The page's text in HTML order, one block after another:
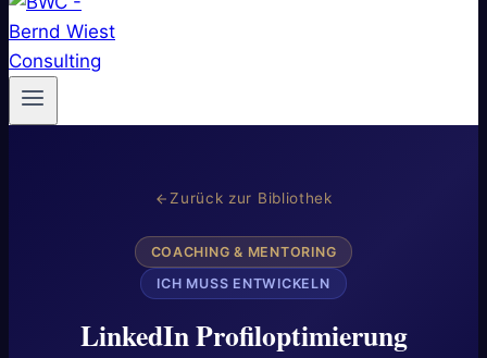
Zurück zur Bibliothek
COACHING & MENTORING
ICH MUSS ENTWICKELN
LinkedIn Profiloptimierung